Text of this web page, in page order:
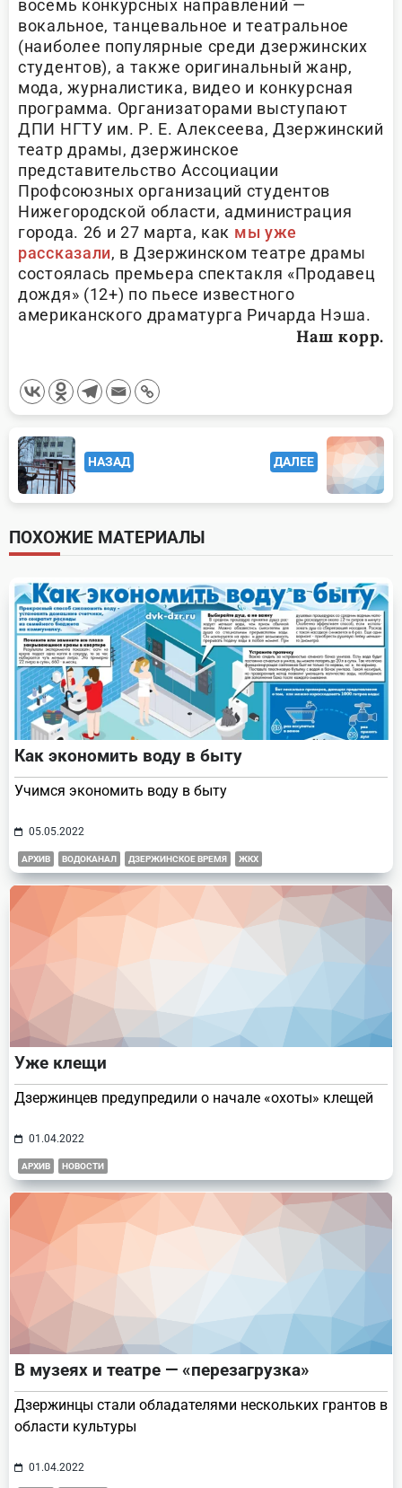
восемь конкурсных направлений —
вокальное, танцевальное и театральное
(наиболее популярные среди дзержинских
студентов), а также оригинальный жанр,
мода, журналистика, видео и конкурсная
программа. Организаторами выступают
ДПИ НГТУ им. Р. Е. Алексеева, Дзержинский
театр драмы, дзержинское
представительство Ассоциации
Профсоюзных организаций студентов
Нижегородской области, администрация
города. 26 и 27 марта, как мы уже
рассказали, в Дзержинском театре драмы
состоялась премьера спектакля «Продавец
дождя» (12+) по пьесе известного
американского драматурга Ричарда Нэша.
Наш корр.
<span
class="nav-
subtitle
screen-
reader-
text">Page</span>
НАЗАД ДАЛЕЕ
ПОХОЖИЕ МАТЕРИАЛЫ
Как экономить воду в быту
Учимся экономить воду в быту
05.05.2022
АРХИВ ВОДОКАНАЛ ДЗЕРЖИНСКОЕ ВРЕМЯ ЖКХ
Уже клещи
Дзержинцев предупредили о начале «охоты» клещей
01.04.2022
АРХИВ НОВОСТИ
В музеях и театре — «перезагрузка»
Дзержинцы стали обладателями нескольких грантов в
области культуры
01.04.2022